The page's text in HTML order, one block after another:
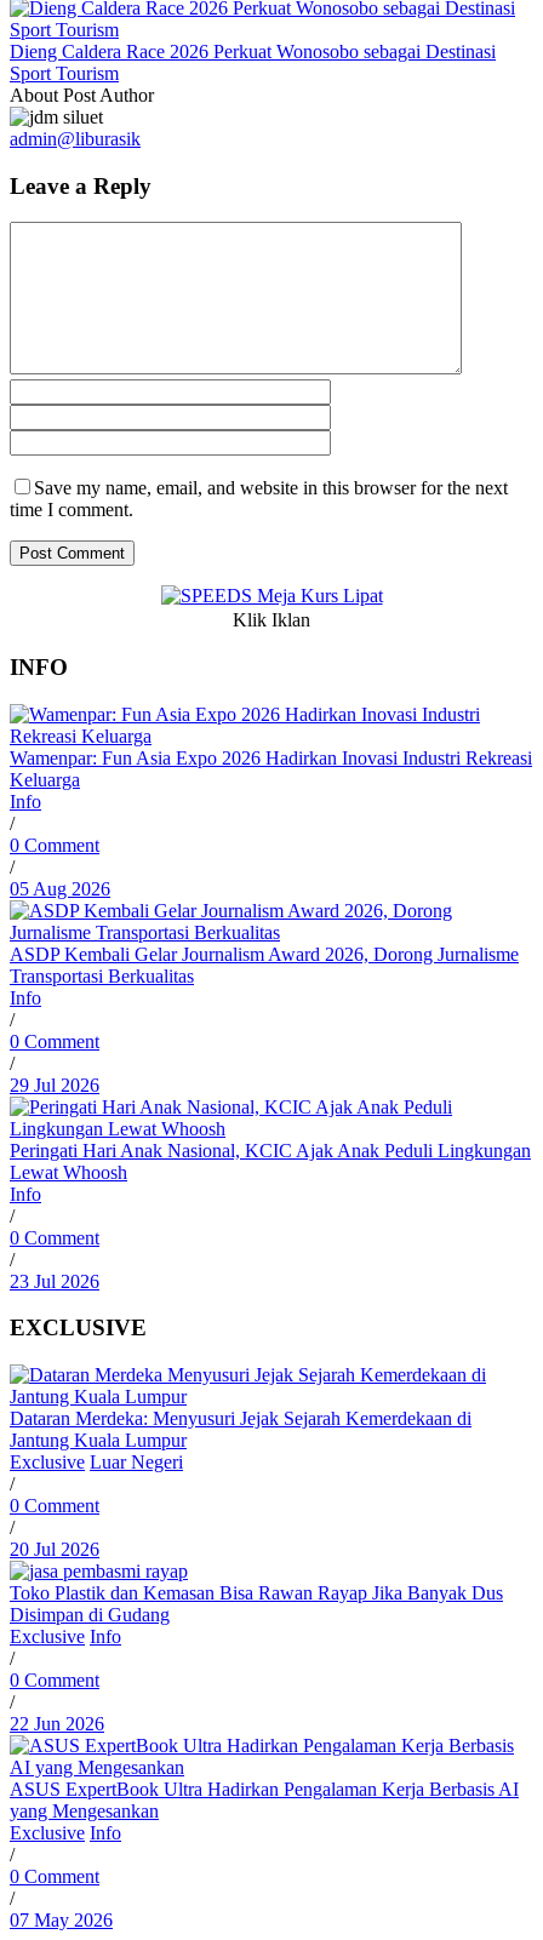
Dieng Caldera Race 2026 Perkuat Wonosobo sebagai Destinasi
Sport Tourism
About Post Author
admin@liburasik
Leave a Reply
Save my name, email, and website in this browser for the next
time I comment.
Klik Iklan
INFO
Wamenpar: Fun Asia Expo 2026 Hadirkan Inovasi Industri Rekreasi
Keluarga
Info
/
0 Comment
/
05 Aug 2026
ASDP Kembali Gelar Journalism Award 2026, Dorong Jurnalisme
Transportasi Berkualitas
Info
/
0 Comment
/
29 Jul 2026
Peringati Hari Anak Nasional, KCIC Ajak Anak Peduli Lingkungan
Lewat Whoosh
Info
/
0 Comment
/
23 Jul 2026
EXCLUSIVE
Dataran Merdeka: Menyusuri Jejak Sejarah Kemerdekaan di
Jantung Kuala Lumpur
Exclusive Luar Negeri
/
0 Comment
/
20 Jul 2026
Toko Plastik dan Kemasan Bisa Rawan Rayap Jika Banyak Dus
Disimpan di Gudang
Exclusive Info
/
0 Comment
/
22 Jun 2026
ASUS ExpertBook Ultra Hadirkan Pengalaman Kerja Berbasis AI
yang Mengesankan
Exclusive Info
/
0 Comment
/
07 May 2026